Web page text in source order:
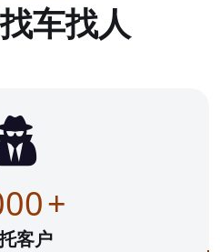
车找人
+
客户